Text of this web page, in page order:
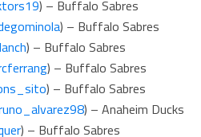
) – Buffalo Sabres
) – Buffalo Sabres
) – Buffalo Sabres
) – Buffalo Sabres
) – Buffalo Sabres
) – Anaheim Ducks
) – Buffalo Sabres